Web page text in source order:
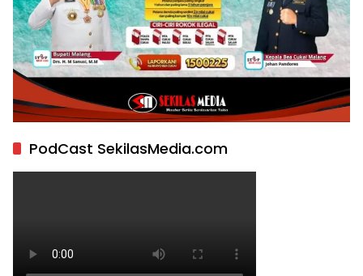
PodCast SekilasMedia.com